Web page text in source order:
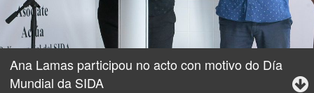
Ana Lamas participou no acto con motivo do Día
Mundial da SIDA